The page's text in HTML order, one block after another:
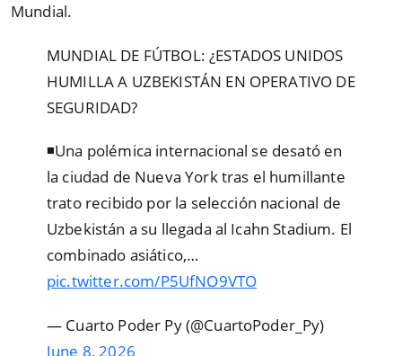
Mundial.
MUNDIAL DE FÚTBOL: ¿ESTADOS UNIDOS
HUMILLA A UZBEKISTÁN EN OPERATIVO DE
SEGURIDAD?
◾Una polémica internacional se desató en
la ciudad de Nueva York tras el humillante
trato recibido por la selección nacional de
Uzbekistán a su llegada al Icahn Stadium. El
combinado asiático,…
pic.twitter.com/P5UfNO9VTO
— Cuarto Poder Py (@CuartoPoder_Py)
June 8, 2026